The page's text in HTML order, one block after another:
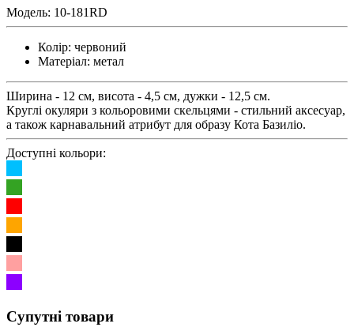
Модель: 10-181RD
Колір: червоний
Матеріал: метал
Ширина - 12 см, висота - 4,5 см, дужки - 12,5 см.
Круглі окуляри з кольоровими скельцями - стильний аксесуар,
а також карнавальний атрибут для образу Кота Базиліо.
Доступні кольори:
Супутні товари